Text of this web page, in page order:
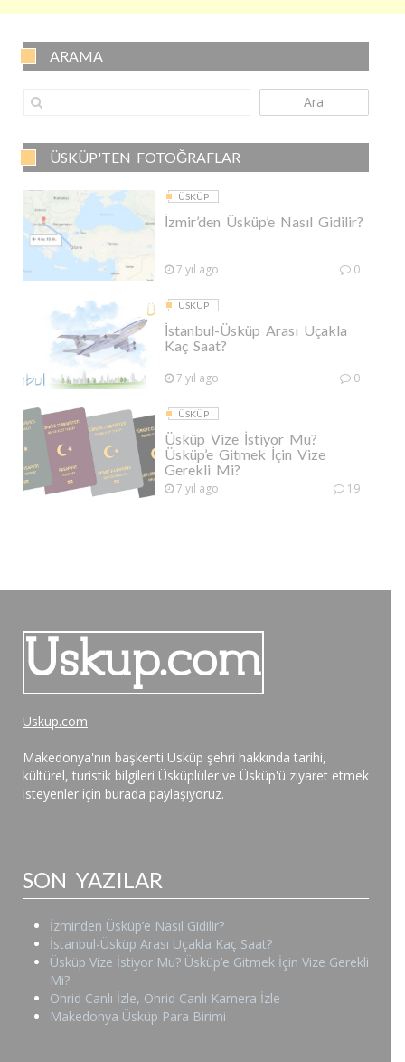
ARAMA
Ara
ÜSKÜP'TEN FOTOĞRAFLAR
ÜSKÜP
İzmir’den Üsküp’e Nasıl Gidilir?
7 yıl ago 0
ÜSKÜP
İstanbul-Üsküp Arası Uçakla
Kaç Saat?
7 yıl ago 0
ÜSKÜP
Üsküp Vize İstiyor Mu?
Üsküp’e Gitmek İçin Vize
Gerekli Mi?
7 yıl ago 19
Uskup.com
Makedonya'nın başkenti Üsküp şehri hakkında tarihi,
kültürel, turistik bilgileri Üsküplüler ve Üsküp'ü ziyaret etmek
isteyenler için burada paylaşıyoruz.
SON YAZILAR
İzmir’den Üsküp’e Nasıl Gidilir?
İstanbul-Üsküp Arası Uçakla Kaç Saat?
Üsküp Vize İstiyor Mu? Üsküp’e Gitmek İçin Vize Gerekli
Mi?
Ohrid Canlı İzle, Ohrid Canlı Kamera İzle
Makedonya Üsküp Para Birimi